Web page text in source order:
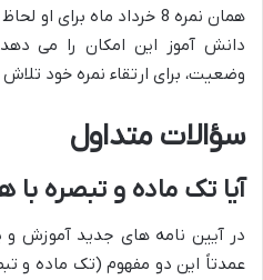
همان نمره 8 خرداد ماه
دانش آموز این امکان را می
وضعیت، برای ارتقاء نمره خود
سؤالات متداول
آیا تک ماده و تبصره با
در آیین نامه های جدید آموزش و
عمدتاً این دو مفهوم (تک ماده و